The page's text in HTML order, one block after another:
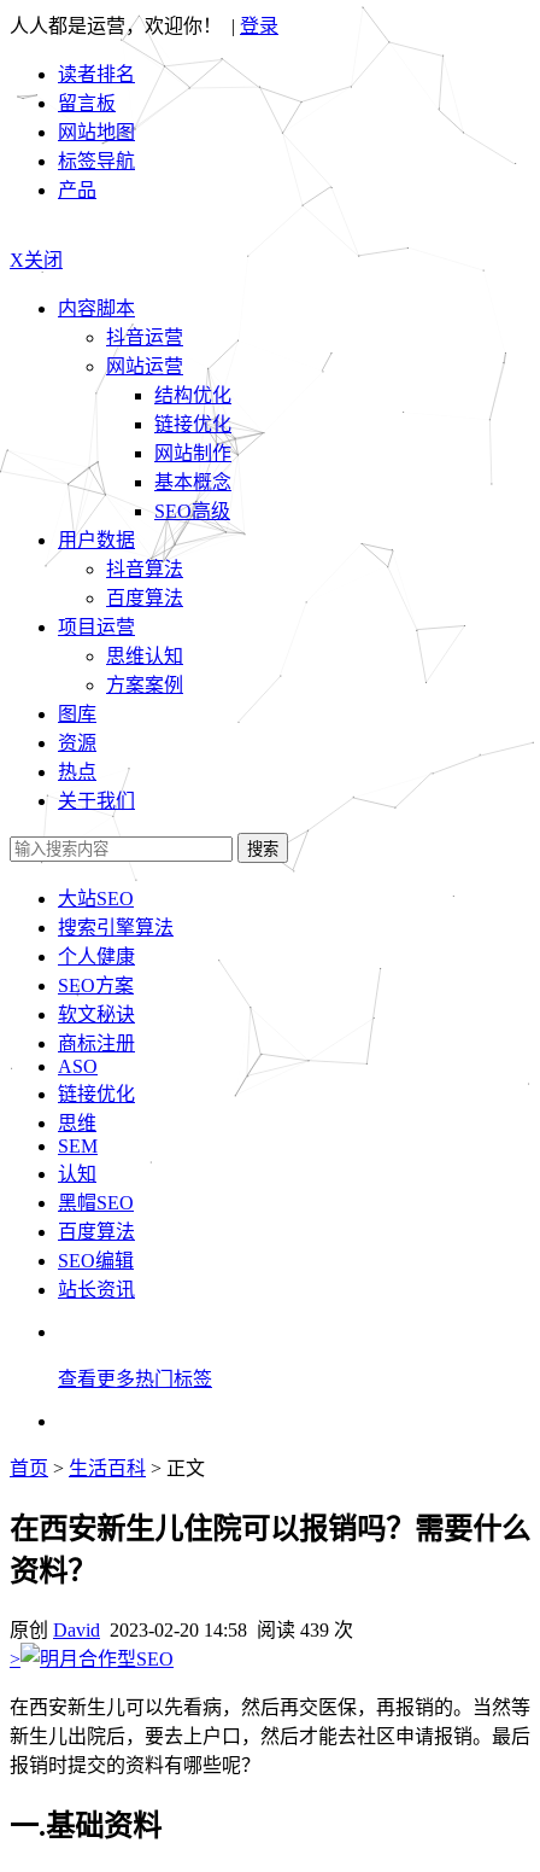
人人都是运营，欢迎你！ | 登录
读者排名
留言板
网站地图
标签导航
产品
X关闭
内容脚本
抖音运营
网站运营
结构优化
链接优化
网站制作
基本概念
SEO高级
用户数据
抖音算法
百度算法
项目运营
思维认知
方案案例
图库
资源
热点
关于我们
搜索
大站SEO
搜索引擎算法
个人健康
SEO方案
软文秘诀
商标注册
ASO
链接优化
思维
SEM
认知
黑帽SEO
百度算法
SEO编辑
站长资讯
查看更多热门标签
首页 > 生活百科 > 正文
在西安新生儿住院可以报销吗？需要什么
资料？
原创 David 2023-02-20 14:58 阅读 439 次
>
在西安新生儿可以先看病，然后再交医保，再报销的。当然等
新生儿出院后，要去上户口，然后才能去社区申请报销。最后
报销时提交的资料有哪些呢？
一.基础资料